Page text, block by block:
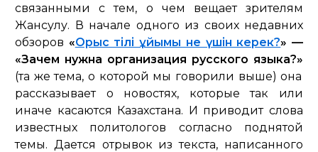
связанными с тем, о чем вещает зрителям
Жансулу. В начале одного из своих недавних
обзоров «Орыс тілі ұйымы не үшін керек?» —
«Зачем нужна организация русского языка?»
(та же тема, о которой мы говорили выше) она
рассказывает о новостях, которые так или
иначе касаются Казахстана. И приводит слова
известных политологов согласно поднятой
темы. Дается отрывок из текста, написанного